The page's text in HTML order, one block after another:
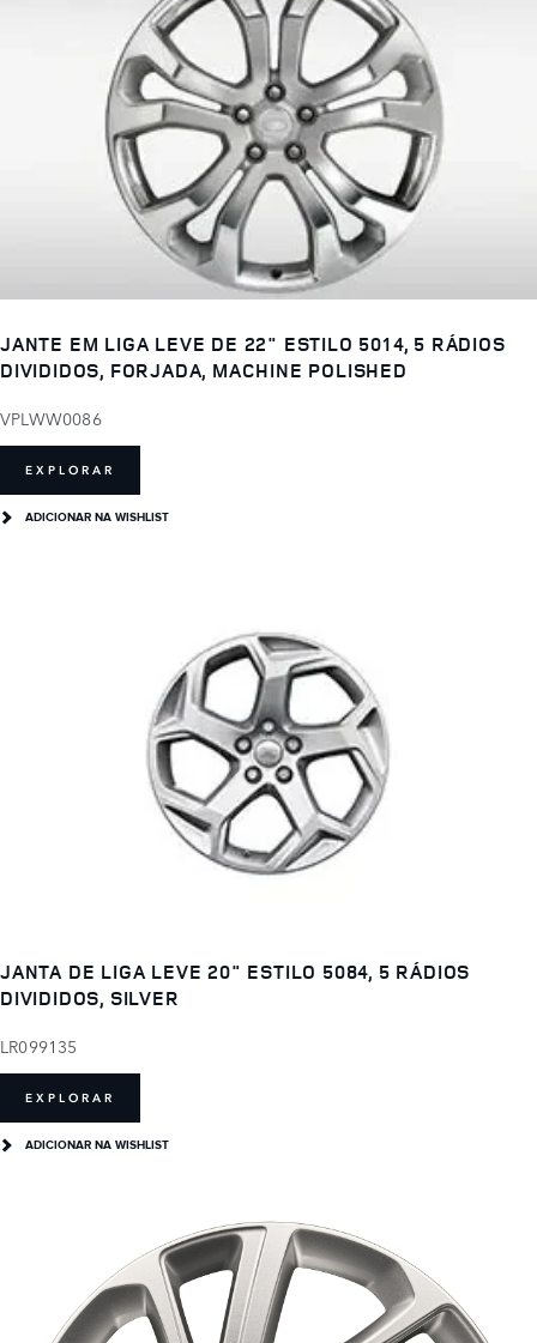
JANTE EM LIGA LEVE DE 22" ESTILO 5014, 5 RÁDIOS
DIVIDIDOS, FORJADA, MACHINE POLISHED
VPLWW0086
EXPLORAR
ADICIONAR NA WISHLIST
JANTA DE LIGA LEVE 20" ESTILO 5084, 5 RÁDIOS
DIVIDIDOS, SILVER
LR099135
EXPLORAR
ADICIONAR NA WISHLIST